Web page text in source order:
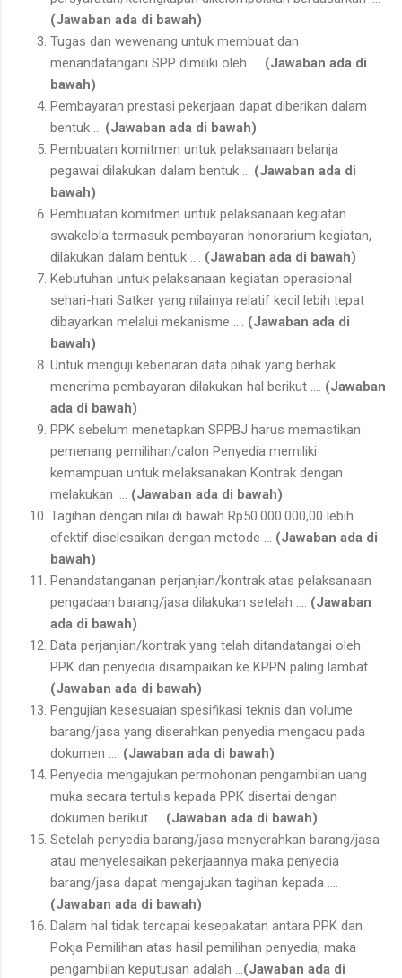
(Jawaban ada di bawah)
Tugas dan wewenang untuk membuat dan
menandatangani SPP dimiliki oleh …. (Jawaban ada di
bawah)
Pembayaran prestasi pekerjaan dapat diberikan dalam
bentuk … (Jawaban ada di bawah)
Pembuatan komitmen untuk pelaksanaan belanja
pegawai dilakukan dalam bentuk … (Jawaban ada di
bawah)
Pembuatan komitmen untuk pelaksanaan kegiatan
swakelola termasuk pembayaran honorarium kegiatan,
dilakukan dalam bentuk …. (Jawaban ada di bawah)
Kebutuhan untuk pelaksanaan kegiatan operasional
sehari-hari Satker yang nilainya relatif kecil lebih tepat
dibayarkan melalui mekanisme …. (Jawaban ada di
bawah)
Untuk menguji kebenaran data pihak yang berhak
menerima pembayaran dilakukan hal berikut …. (Jawaban
ada di bawah)
PPK sebelum menetapkan SPPBJ harus memastikan
pemenang pemilihan/calon Penyedia memiliki
kemampuan untuk melaksanakan Kontrak dengan
melakukan …. (Jawaban ada di bawah)
Tagihan dengan nilai di bawah Rp50.000.000,00 lebih
efektif diselesaikan dengan metode … (Jawaban ada di
bawah)
Penandatanganan perjanjian/kontrak atas pelaksanaan
pengadaan barang/jasa dilakukan setelah …. (Jawaban
ada di bawah)
Data perjanjian/kontrak yang telah ditandatangai oleh
PPK dan penyedia disampaikan ke KPPN paling lambat ….
(Jawaban ada di bawah)
Pengujian kesesuaian spesifikasi teknis dan volume
barang/jasa yang diserahkan penyedia mengacu pada
dokumen …. (Jawaban ada di bawah)
Penyedia mengajukan permohonan pengambilan uang
muka secara tertulis kepada PPK disertai dengan
dokumen berikut …. (Jawaban ada di bawah)
Setelah penyedia barang/jasa menyerahkan barang/jasa
atau menyelesaikan pekerjaannya maka penyedia
barang/jasa dapat mengajukan tagihan kepada ….
(Jawaban ada di bawah)
Dalam hal tidak tercapai kesepakatan antara PPK dan
Pokja Pemilihan atas hasil pemilihan penyedia, maka
pengambilan keputusan adalah … (Jawaban ada di